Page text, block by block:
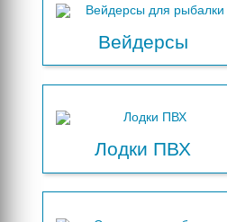
Вейдерсы
Лодки ПВХ